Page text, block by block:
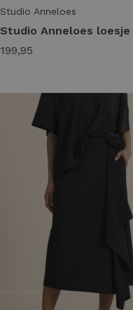
Studio Anneloes
199,95